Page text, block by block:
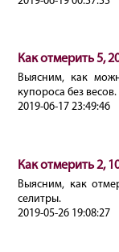
Как отмерить 5,
Выясним, как
купороса без весов.
2019-06-17 23:49:46
Как отмерить 2,
Выясним, как
селитры.
2019-05-26 19:08:27